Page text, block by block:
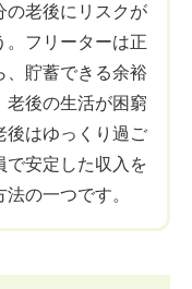
の老後にリスクが
。フリーターは正
、貯蓄できる余裕
老後の生活が困窮
後はゆっくり過ご
で安定した収入を
の一つです。